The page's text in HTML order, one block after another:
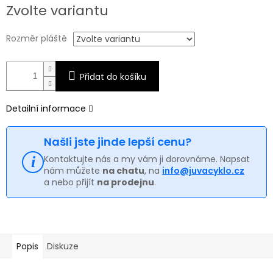
cena:
Zvolte variantu
Rozměr pláště
Přidat do košíku
Detailní informace
Našli jste jinde lepší cenu?
Kontaktujte nás a my vám ji dorovnáme. Napsat
nám můžete na chatu, na info@juvacyklo.cz
a nebo přijít na prodejnu.
Popis Diskuze